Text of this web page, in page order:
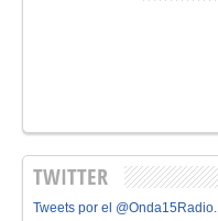
TWITTER
Tweets por el @Onda15Radio.